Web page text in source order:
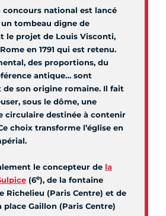
concours national est lancé
tombeau digne de
le projet de Louis Visconti,
en 1791 qui est retenu.
des proportions, du
antique… sont
de son origine romaine. Il fait
sous le dôme, une
circulaire destinée à contenir
choix transforme l’église en
le concepteur de la
(6e), de la fontaine
Richelieu (Paris Centre) et de
place Gaillon (Paris Centre)